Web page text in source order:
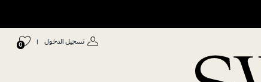
تسجيل الدخول |
0